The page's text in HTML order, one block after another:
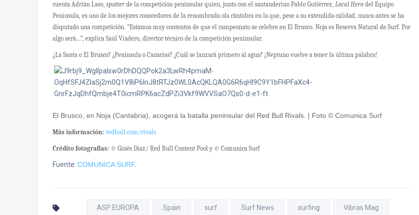
cuenta Adrián Laso, spotter de la competición peninsular quien, junto con el santanderino Pablo Gutiérrez, Local Hero del Equipo
Península, es uno de los mejores conocedores de la renombrada ola cántabra en la que, pese a su extendida calidad, nunca antes se ha
disputado una competición. “Estamos muy contentos de que el campeonato se celebre en El Brusco. Noja es Reserva Natural de Surf. Por
algo será…”, explica Saúl Viadero, director técnico de la competición peninsular.
¿La Santa o El Brusco? ¿Península o Canarias? ¿Cuál se lanzará primero al agua? ¡Neptuno vuelve a tener la última palabra!
El Brusco, en Noja (Cantabria), acogerá la batalla peninsular del Red Bull Rivals. | Foto © Comunica Surf
Más información: redbull.com/rivals
Crédito fotografías: © Ginés Díaz/ Red Bull Content Pool y © Comunica Surf
Fuente: COMUNICA SURF.
ASP EUROPA Spain surf Surf News surfing Vibras Mag